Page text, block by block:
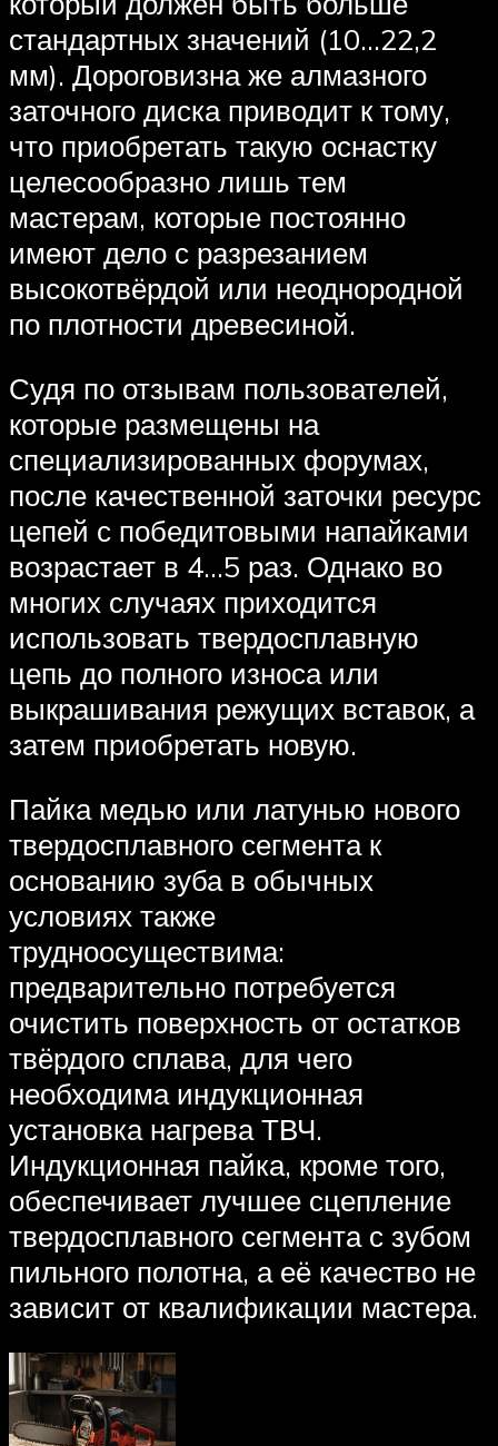
стандартных значений (10…22,2
мм). Дороговизна же алмазного
заточного диска приводит к тому,
что приобретать такую оснастку
целесообразно лишь тем
мастерам, которые постоянно
имеют дело с разрезанием
высокотвёрдой или неоднородной
по плотности древесиной.
Судя по отзывам пользователей,
которые размещены на
специализированных форумах,
после качественной заточки ресурс
цепей с победитовыми напайками
возрастает в 4…5 раз. Однако во
многих случаях приходится
использовать твердосплавную
цепь до полного износа или
выкрашивания режущих вставок, а
затем приобретать новую.
Пайка медью или латунью нового
твердосплавного сегмента к
основанию зуба в обычных
условиях также
трудноосуществима:
предварительно потребуется
очистить поверхность от остатков
твёрдого сплава, для чего
необходима индукционная
установка нагрева ТВЧ.
Индукционная пайка, кроме того,
обеспечивает лучшее сцепление
твердосплавного сегмента с зубом
пильного полотна, а её качество не
зависит от квалификации мастера.